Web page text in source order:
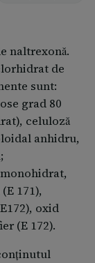
de urină,
întârziată,
senzaţie
de spirit.
suicidară,
ce poate
tremor,
halucinaţii
naltrexonă.
de
sunt:
grad 80
celuloză
anhidru,
171),
oxid
(E 172).